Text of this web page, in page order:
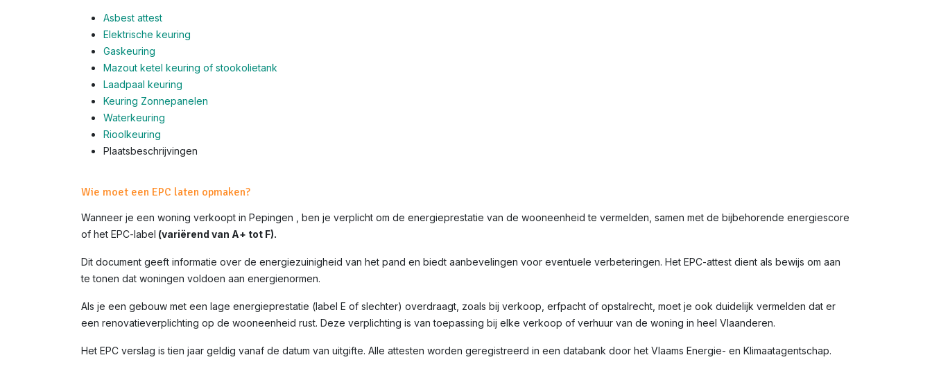
Asbest attest
Elektrische keuring
Gaskeuring
Mazout ketel keuring of stookolietank
Laadpaal keuring
Keuring Zonnepanelen
Waterkeuring
Rioolkeuring
Plaatsbeschrijvingen
Wie moet een EPC laten opmaken?
Wanneer je een woning verkoopt in Pepingen , ben je verplicht om de energieprestatie van de wooneenheid te vermelden, samen met de bijbehorende energiescore
of het EPC-label (variërend van A+ tot F).
Dit document geeft informatie over de energiezuinigheid van het pand en biedt aanbevelingen voor eventuele verbeteringen. Het EPC-attest dient als bewijs om aan
te tonen dat woningen voldoen aan energienormen.
Als je een gebouw met een lage energieprestatie (label E of slechter) overdraagt, zoals bij verkoop, erfpacht of opstalrecht, moet je ook duidelijk vermelden dat er
een renovatieverplichting op de wooneenheid rust. Deze verplichting is van toepassing bij elke verkoop of verhuur van de woning in heel Vlaanderen.
Het EPC verslag is tien jaar geldig vanaf de datum van uitgifte. Alle attesten worden geregistreerd in een databank door het Vlaams Energie- en Klimaatagentschap.